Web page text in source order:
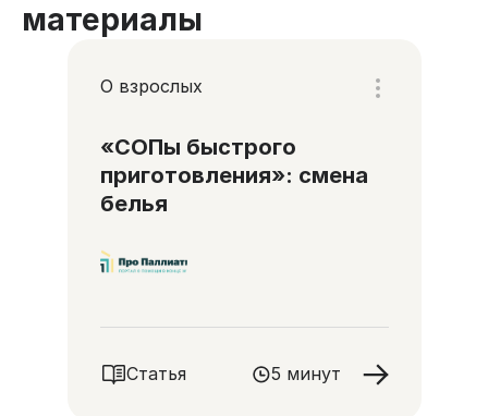
материалы
О взрослых
«СОПы быстрого
приготовления»: смена
белья
Статья 5 минут